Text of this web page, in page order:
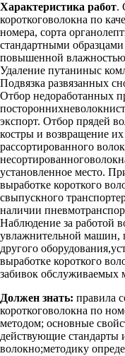
Характеристика работ.
короткоговолокна по
номера, сорта
стандартными
повышенной
Удаление путаниныс
Подвязка развязанных
Отбор недоработанных
экспорт. Отбор прядей
костры и возвращение
рассортированного
установленное место.
выработке короткого
свыпускного
наличии
Наблюдение за работой
увлажнительной машин,
другого
выработке короткого
забивок обслуживаемых
Должен знать: правила
короткоговолокна по
методом; основные
действующие стандарты
волокно;методику